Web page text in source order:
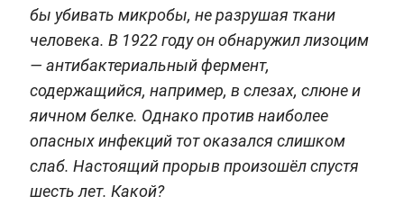
бы убивать микробы, не разрушая ткани
человека. В 1922 году он обнаружил лизоцим
— антибактериальный фермент,
содержащийся, например, в слезах, слюне и
яичном белке. Однако против наиболее
опасных инфекций тот оказался слишком
слаб. Настоящий прорыв произошёл спустя
шесть лет. Какой?